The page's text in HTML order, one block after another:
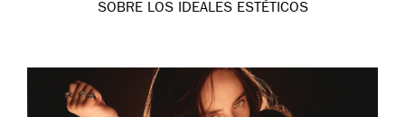
SOBRE LOS IDEALES ESTÉTICOS